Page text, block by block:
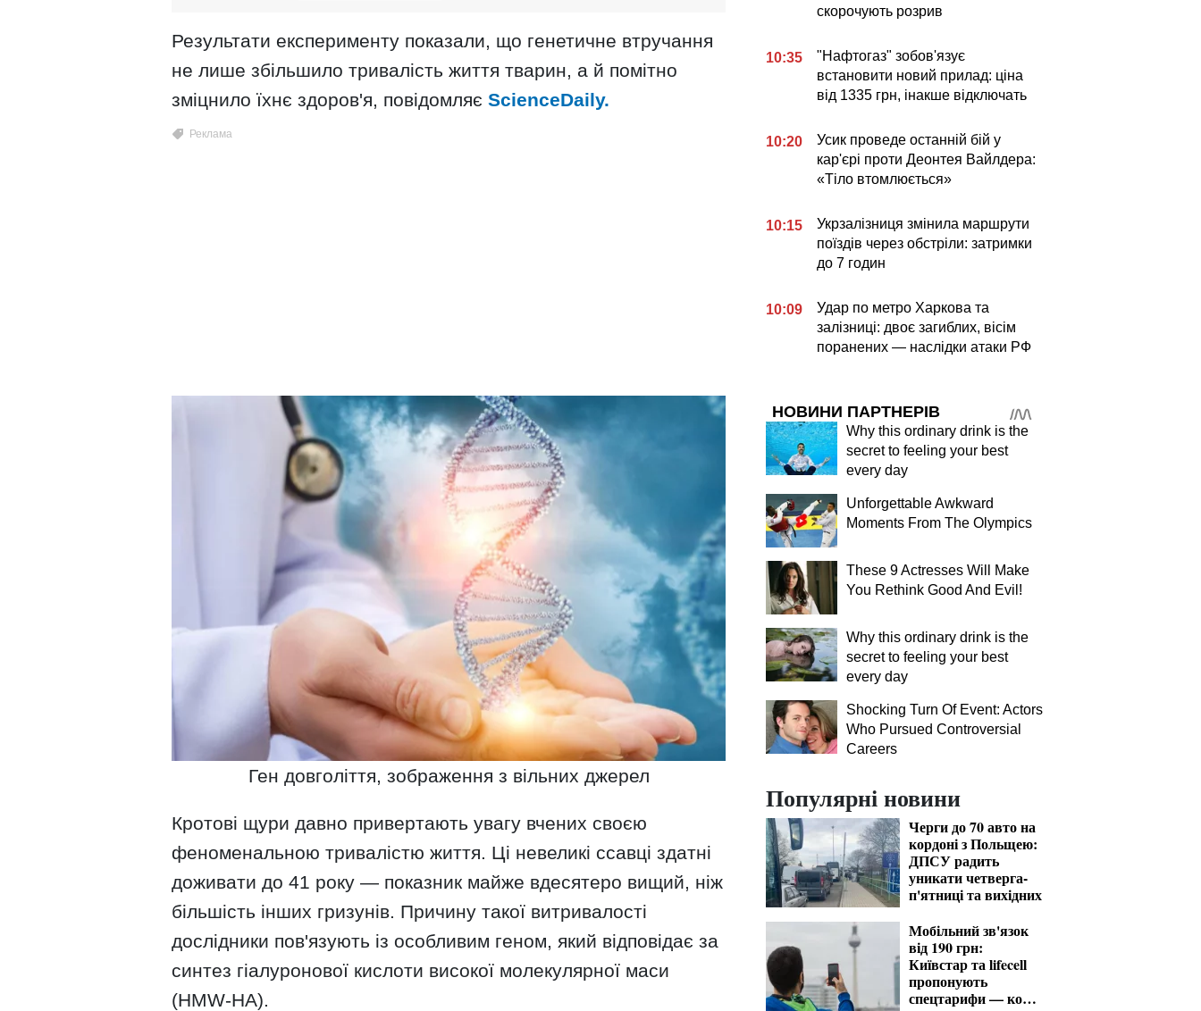
Результати експерименту показали, що генетичне втручання
не лише збільшило тривалість життя тварин, а й помітно
зміцнило їхнє здоров'я, повідомляє ScienceDaily.
Ген довголіття, зображення з вільних джерел
Кротові щури давно привертають увагу вчених своєю
феноменальною тривалістю життя. Ці невеликі ссавці здатні
доживати до 41 року — показник майже вдесятеро вищий, ніж
більшість інших гризунів. Причину такої витривалості
дослідники пов'язують із особливим геном, який відповідає за
синтез гіалуронової кислоти високої молекулярної маси
(HMW-HA).
скорочують розрив
10:35
"Нафтогаз" зобов'язує
встановити новий прилад: ціна
від 1335 грн, інакше відключать
10:20
Усик проведе останній бій у
кар'єрі проти Деонтея Вайлдера:
«Тіло втомлюється»
10:15
Укрзалізниця змінила маршрути
поїздів через обстріли: затримки
до 7 годин
10:09
Удар по метро Харкова та
залізниці: двоє загиблих, вісім
поранених — наслідки атаки РФ
НОВИНИ ПАРТНЕРІВ
Why this ordinary drink is the
secret to feeling your best
every day
Unforgettable Awkward
Moments From The Olympics
These 9 Actresses Will Make
You Rethink Good And Evil!
Why this ordinary drink is the
secret to feeling your best
every day
Shocking Turn Of Event: Actors
Who Pursued Controversial
Careers
Популярні новини
Черги до 70 авто на
кордоні з Польщею:
ДПСУ радить
уникати четверга-
п'ятниці та вихідних
Мобільний зв'язок
від 190 грн:
Київстар та lifecell
пропонують
спецтарифи — кому